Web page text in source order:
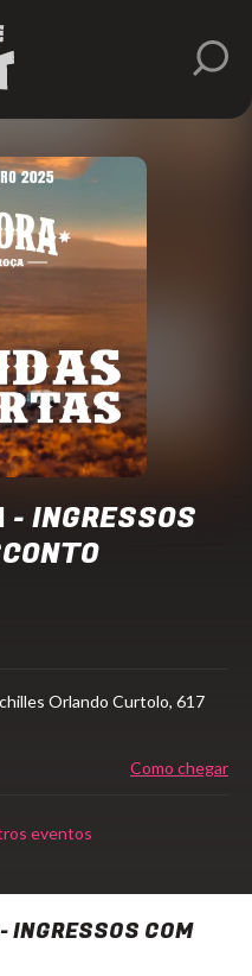
soulconnect.ag/
- INGRESSOS
Orlando Curtolo, 617
Como chegar
eventos
INGRESSOS COM